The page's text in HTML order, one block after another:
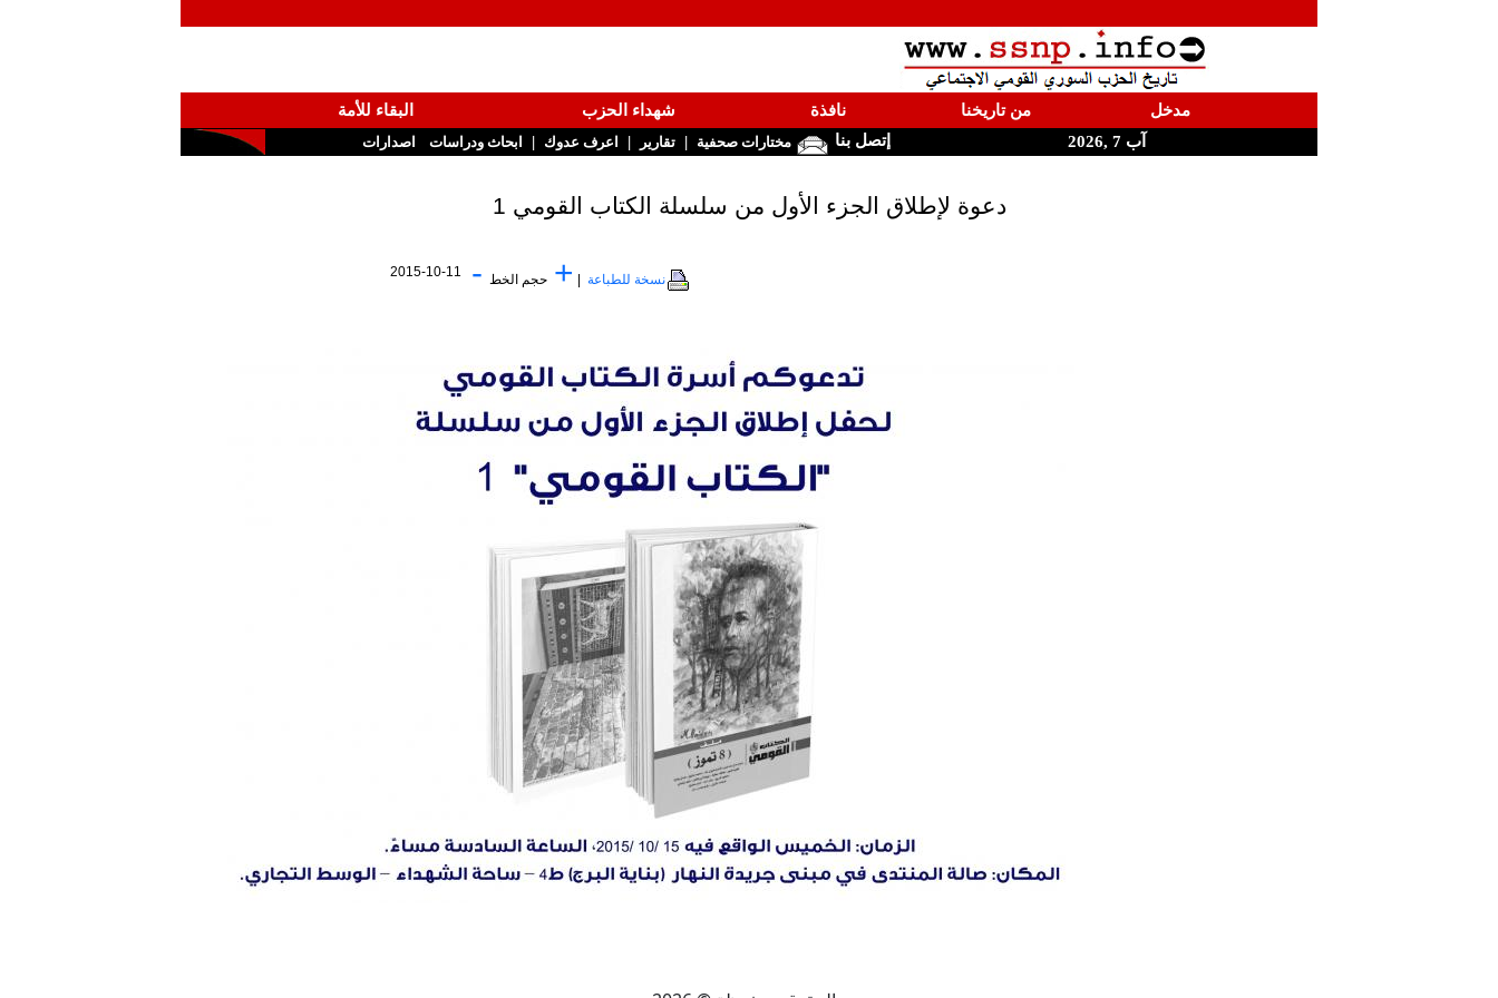
مدخل من تاريخنا نافذة شهداء الحزب
البقاء للأمة
آب 7 ,2026
إتصل بنا مختارات صحفية | تقارير | اعرف عدوك | ابحاث ودراسات اصدارات
دعوة لإطلاق الجزء الأول من سلسلة الكتاب القومي 1
نسخة للطباعة + حجم الخط -
2015-10-11